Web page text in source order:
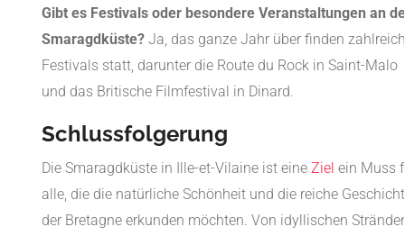
Gibt es Festivals oder besondere Veranstaltungen an
Smaragdküste? Ja, das ganze Jahr über finden
Festivals statt, darunter die Route du Rock in Saint-Malo
und das Britische Filmfestival in Dinard.
Schlussfolgerung
Die Smaragdküste in Ille-et-Vilaine ist eine Ziel ein Muss
alle, die die natürliche Schönheit und die reiche
der Bretagne erkunden möchten. Von idyllischen